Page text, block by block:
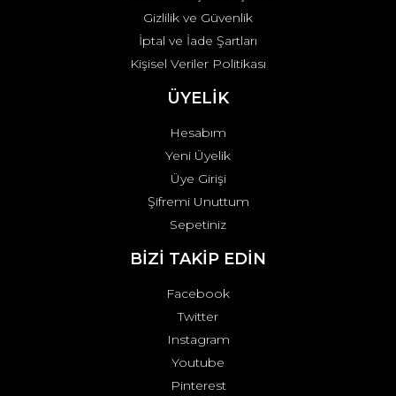
Gizlilik ve Güvenlik
İptal ve İade Şartları
Kişisel Veriler Politikası
ÜYELİK
Hesabım
Yeni Üyelik
Üye Girişi
Şifremi Unuttum
Sepetiniz
BİZİ TAKİP EDİN
Facebook
Twitter
Instagram
Youtube
Pinterest